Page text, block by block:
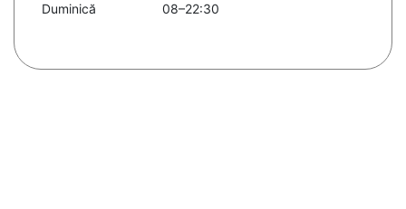
Duminică
08–22:30